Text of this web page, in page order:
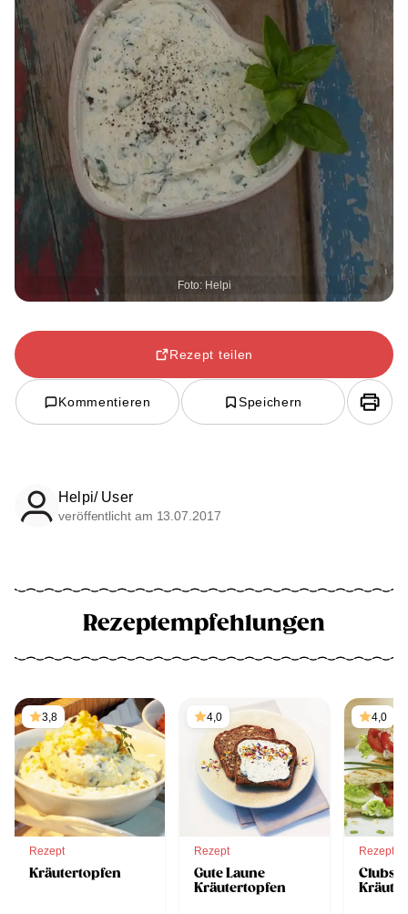
Foto: Helpi
Rezept teilen
Kommentieren Speichern
Helpi/ User
veröffentlicht am 13.07.2017
Rezeptempfehlungen
3,8
Rezept
Kräutertopfen
4,0
Rezept
Gute Laune
Kräutertopfen
4,0
Rezept